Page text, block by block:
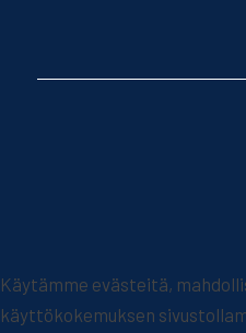
Käytämme evästeitä,
käyttökokemuksen